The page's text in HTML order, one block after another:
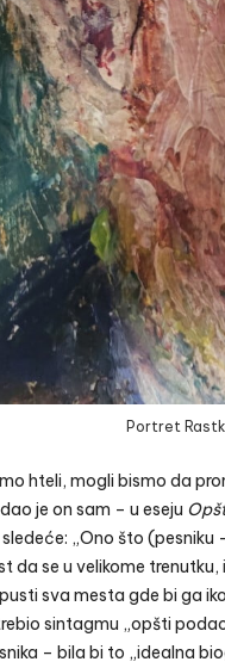
Portret
hteli, mogli bismo da
je on sam – u eseju
„Ono što
da se u velikome
sva mesta gde bi ga
sintagmu „opšti
– bila bi to „idealna